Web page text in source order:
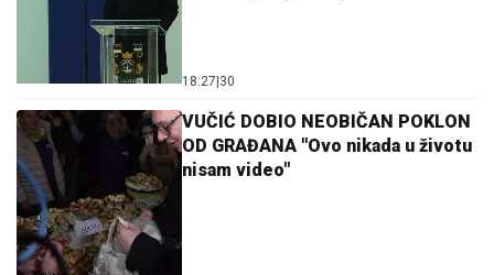
18:27 30
VUČIĆ DOBIO NEOBIČAN POKLON
OD GRAĐANA "Ovo nikada u životu
nisam video"